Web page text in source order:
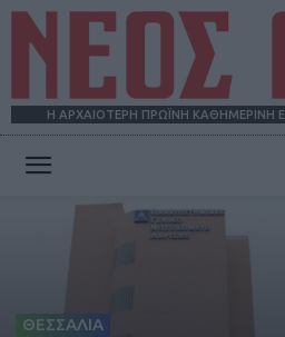
Η ΑΡΧΑΙΟΤΕΡΗ ΠΡΩΪΝΗ ΚΑΘΗΜΕΡΙΝΗ
ΘΕΣΣΑΛΙΑ